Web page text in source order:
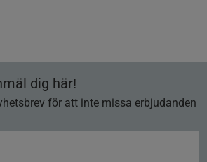
dig här!
för att inte missa erbjudanden